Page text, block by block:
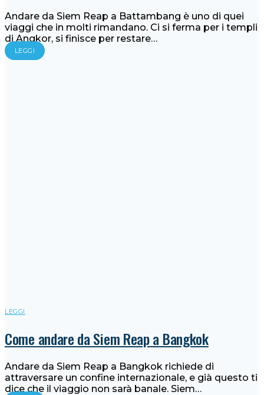
Andare da Siem Reap a Battambang è uno di quei
viaggi che in molti rimandano. Ci si ferma per i templi
di Angkor, si finisce per restare…
LEGGI
LEGGI
Come andare da Siem Reap a Bangkok
Andare da Siem Reap a Bangkok richiede di
attraversare un confine internazionale, e già questo ti
dice che il viaggio non sarà banale. Siem…